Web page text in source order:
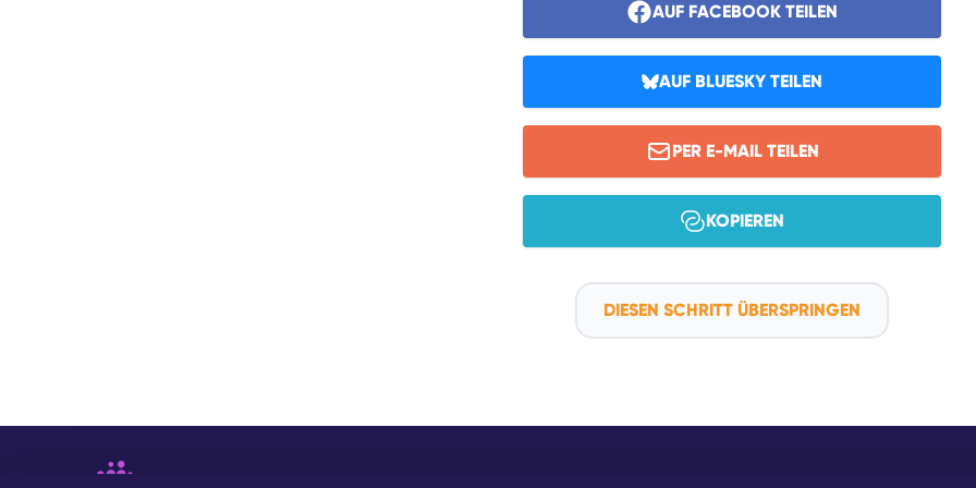
AUF FACEBOOK TEILEN
AUF BLUESKY TEILEN
PER E-MAIL TEILEN
KOPIEREN
DIESEN SCHRITT ÜBERSPRINGEN